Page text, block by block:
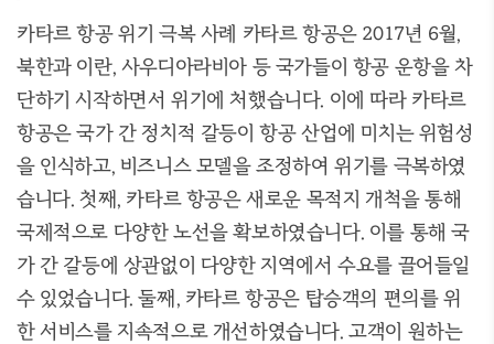
카타르 항공 위기 극복 사례 카타르 항공은 2017년 6월,
북한과 이란, 사우디아라비아 등 국가들이 항공 운항을 차
단하기 시작하면서 위기에 처했습니다. 이에 따라 카타르
항공은 국가 간 정치적 갈등이 항공 산업에 미치는 위험성
을 인식하고, 비즈니스 모델을 조정하여 위기를 극복하였
습니다. 첫째, 카타르 항공은 새로운 목적지 개척을 통해
국제적으로 다양한 노선을 확보하였습니다. 이를 통해 국
가 간 갈등에 상관없이 다양한 지역에서 수요를 끌어들일
수 있었습니다. 둘째, 카타르 항공은 탑승객의 편의를 위
한 서비스를 지속적으로 개선하였습니다. 고객이 원하는